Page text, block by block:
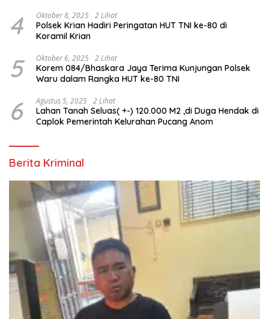
4 Oktober 8, 2025 2 Lihat
Polsek Krian Hadiri Peringatan HUT TNI ke-80 di
Koramil Krian
5 Oktober 6, 2025 2 Lihat
Korem 084/Bhaskara Jaya Terima Kunjungan Polsek
6 Agustus 5, 2025 2 Lihat
Lahan Tanah Seluas( +-) 120.000 M2 ,di Duga Hendak di
Caplok Pemerintah Kelurahan Pucang Anom
Berita Kriminal